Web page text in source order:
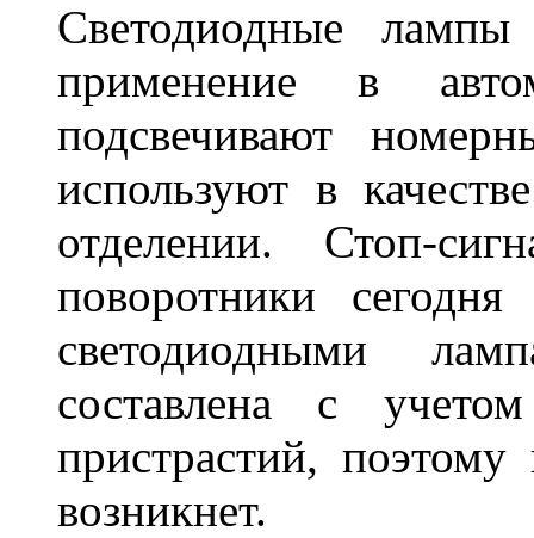
Светодиодные
применение в
подсвечивают
используют в
отделении. Стоп-
поворотники
светодиодными
составлена с
пристрастий,
возникнет.